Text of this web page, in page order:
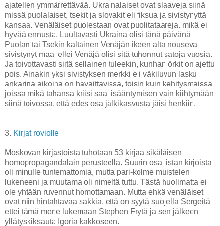
ajatellen ymmärrettävää. Ukrainalaiset ovat slaaveja siinä
missä puolalaiset, tsekit ja slovakit eli fiksua ja sivistynyttä
kansaa. Venäläiset puolestaan ovat puolitataareja, mikä ei
hyvää ennusta. Luultavasti Ukraina olisi tänä päivänä
Puolan tai Tsekin kaltainen Venäjän ikeen alta nouseva
sivistynyt maa, ellei Venäjä olisi sitä tuhonnut satoja vuosia.
Ja toivottavasti siitä sellainen tuleekin, kunhan örkit on ajettu
pois. Ainakin yksi sivistyksen merkki eli väkiluvun lasku
ankarina aikoina on havaittavissa, toisin kuin kehitysmaissa
joissa mikä tahansa kriisi saa lisääntymisen vain kiihtymään
siinä toivossa, että edes osa jälkikasvusta jäisi henkiin.
3. Kirjat roviolle
Moskovan kirjastoista tuhotaan 53 kirjaa sikäläisen
homopropagandalain perusteella. Suurin osa listan kirjoista
oli minulle tuntemattomia, mutta pari-kolme muistelen
lukeneeni ja muutama oli nimeltä tuttu. Tästä huolimatta ei
ole yhtään ruvennut homottamaan. Mutta ehkä venäläiset
ovat niin hintahtavaa sakkia, että on syytä suojella Sergeitä
ettei tämä mene lukemaan Stephen Frytä ja sen jälkeen
yllätyskiksauta Igoria kakkoseen.